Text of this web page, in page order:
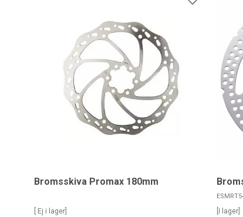
Bromsskiva Promax 180mm
[ Ej i lager]
[I lager]